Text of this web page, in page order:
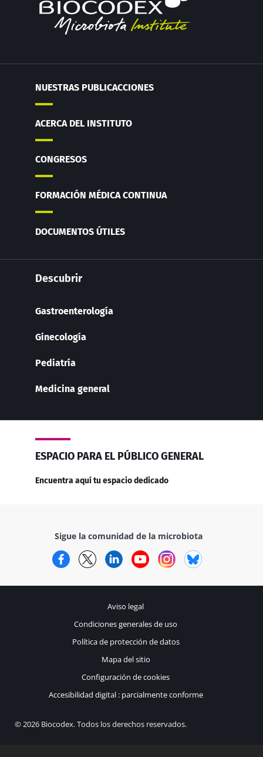
NUESTRAS PUBLICACCIONES
ACERCA DEL INSTITUTO
CONGRESOS
FORMACIÓN MÉDICA CONTINUA
DOCUMENTOS ÚTILES
Descubrir
Gastroenterología
Ginecología
Pediatría
Medicina general
ESPACIO PARA EL PÚBLICO GENERAL
Encuentra aquí tu espacio dedicado
Sigue la comunidad de la microbiota
FacebookTwitterLinkedInYouTubeInstagram
© 2026 Biocodex. Todos los derechos reservados.
Aviso legal
Condiciones generales de uso
Política de protección de datos
Mapa del sitio
Configuración de cookies
Accesibilidad digital : parcialmente conforme